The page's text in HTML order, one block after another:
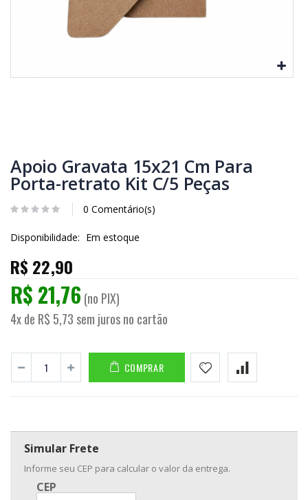
Apoio Gravata 15x21 Cm Para
Porta-retrato Kit C/5 Peças
0 Comentário(s)
Disponibilidade: Em estoque
R$ 22,90
R$ 21,76 (no PIX)
4x de R$ 5,73 sem juros no cartão
COMPRAR
Simular Frete
Informe seu CEP para calcular o valor da entrega.
CEP